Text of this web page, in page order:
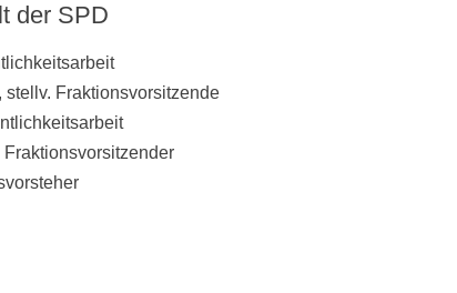
der SPD
stellv. Fraktionsvorsitzende